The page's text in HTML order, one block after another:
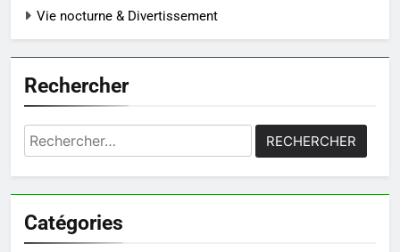
Vie nocturne & Divertissement
Rechercher
Rechercher :
Catégories